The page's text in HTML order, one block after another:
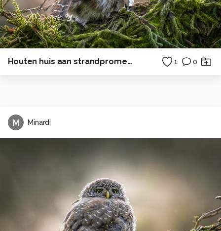
Houten huis aan strandpromenade 1 0
M Minardi